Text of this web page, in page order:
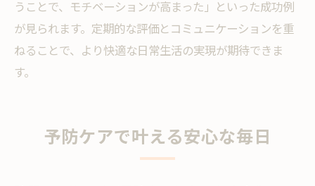
うことで、モチベーションが高まった」といった成功例
が見られます。定期的な評価とコミュニケーションを重
ねることで、より快適な日常生活の実現が期待できま
す。
予防ケアで叶える安心な毎日